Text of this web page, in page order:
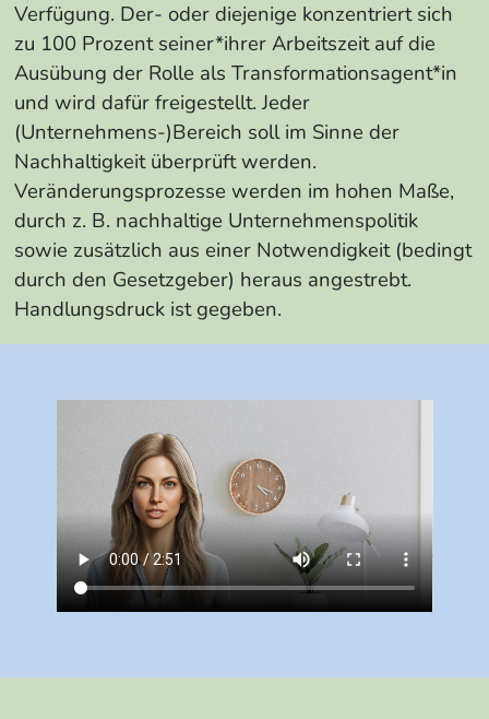
Verfügung. Der- oder diejenige konzentriert sich
zu 100 Prozent seiner*ihrer Arbeitszeit auf die
Ausübung der Rolle als Transformationsagent*in
und wird dafür freigestellt. Jeder
(Unternehmens-)Bereich soll im Sinne der
Nachhaltigkeit überprüft werden.
Veränderungsprozesse werden im hohen Maße,
durch z. B. nachhaltige Unternehmenspolitik
sowie zusätzlich aus einer Notwendigkeit (bedingt
durch den Gesetzgeber) heraus angestrebt.
Handlungsdruck ist gegeben.